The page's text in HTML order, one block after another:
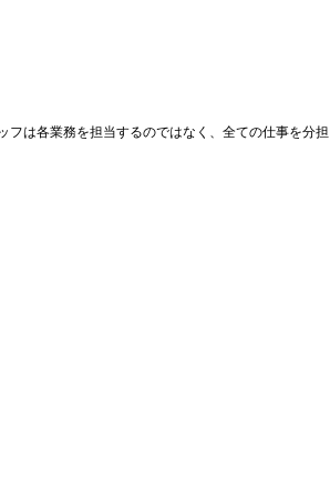
は各業務を担当するのではなく、全ての仕事を分